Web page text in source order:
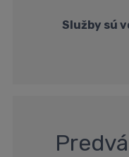
Služby sú